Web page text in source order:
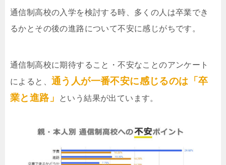
通信制高校の入学を検討する時、多くの人は卒業でき
るかとその後の進路について不安に感じがちです。
通信制高校に期待すること・不安なことのアンケート
によると、 通う人が一番不安に感じるのは「卒
業と進路」
という結果が出ています。